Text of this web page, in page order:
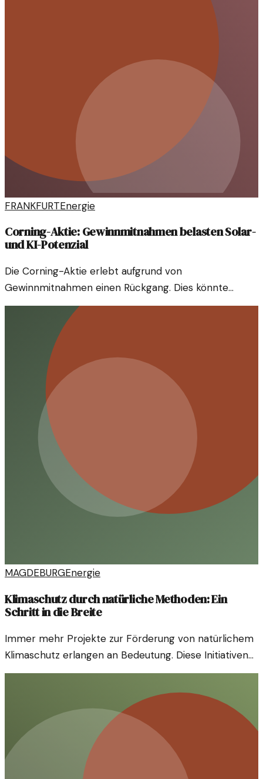
FRANKFURTEnergie
Corning-Aktie: Gewinnmitnahmen belasten Solar-
und KI-Potenzial
Die Corning-Aktie erlebt aufgrund von
Gewinnmitnahmen einen Rückgang. Dies könnte
weitreichende Auswirkungen auf die Solar- und KI-
Entwicklung des Unternehmens haben.
MAGDEBURGEnergie
Klimaschutz durch natürliche Methoden: Ein
Schritt in die Breite
Immer mehr Projekte zur Förderung von natürlichem
Klimaschutz erlangen an Bedeutung. Diese Initiativen
stärken nicht nur die Umwelt, sondern auch die